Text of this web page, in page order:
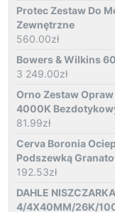
Protec Zestaw Do
Zewnętrzne
560.00zł
Bowers & Wilkins
3 249.00zł
Orno Zestaw
4000K
81.99zł
Cerva Boronia
Podszewką
192.53zł
DAHLE
4/4X40MM/26K/